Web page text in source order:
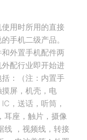
用时所用的直接
手机二级产品。
外置手机配件两
配行业即开始进
：（注：内置手
屏，机壳，电
，送话，听筒，
耳座，触片，摄像
线 ，视频线，转接